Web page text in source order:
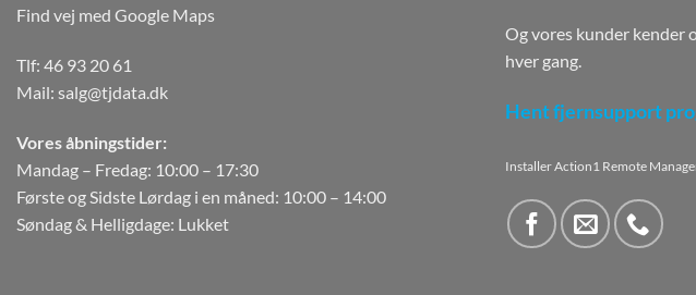
Find vej med Google Maps
Tlf: 46 93 20 61
Mail: salg@tjdata.dk
Vores åbningstider:
Mandag – Fredag: 10:00 – 17:30
Første og Sidste Lørdag i en måned: 10:00 – 14:00
Søndag & Helligdage: Lukket
Og vores kunder kender
hver gang.
Hent fjernsupport
Installer Action1 Remote